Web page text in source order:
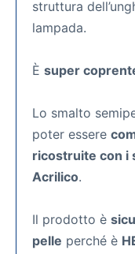
struttura
lampada.
È super
Lo smalto
poter essere
ricostruite con i
Acrilico.
Il prodotto è
pelle perché è